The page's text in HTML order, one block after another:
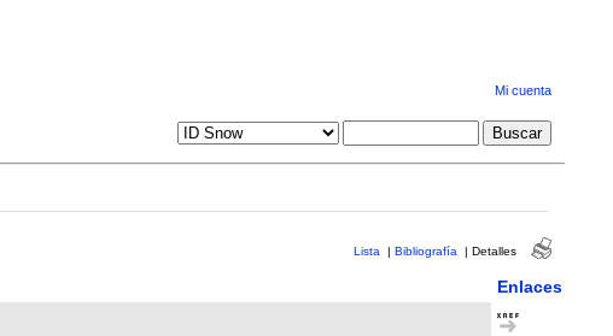
Mi cuenta
Lista | Bibliografía | Detalles
Enlaces